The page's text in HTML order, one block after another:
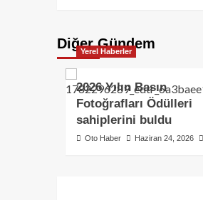
Diğer Gündem
Yerel Haberler
2026 Yılın Basın
Fotoğrafları Ödülleri
sahiplerini buldu
Oto Haber Haziran 24, 2026